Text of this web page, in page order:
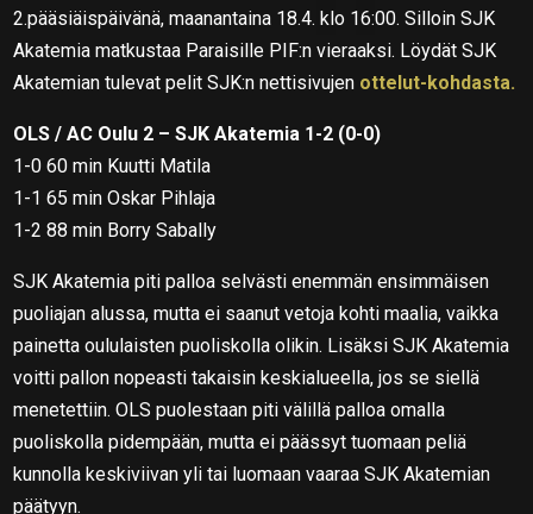
2.pääsiäispäivänä, maanantaina 18.4. klo 16:00. Silloin SJK
Akatemia matkustaa Paraisille PIF:n vieraaksi. Löydät SJK
Akatemian tulevat pelit SJK:n nettisivujen ottelut-kohdasta.
OLS / AC Oulu 2 – SJK Akatemia 1-2 (0-0)
1-0 60 min Kuutti Matila
1-1 65 min Oskar Pihlaja
1-2 88 min Borry Sabally
SJK Akatemia piti palloa selvästi enemmän ensimmäisen
puoliajan alussa, mutta ei saanut vetoja kohti maalia, vaikka
painetta oululaisten puoliskolla olikin. Lisäksi SJK Akatemia
voitti pallon nopeasti takaisin keskialueella, jos se siellä
menetettiin. OLS puolestaan piti välillä palloa omalla
puoliskolla pidempään, mutta ei päässyt tuomaan peliä
kunnolla keskiviivan yli tai luomaan vaaraa SJK Akatemian
päätyyn.